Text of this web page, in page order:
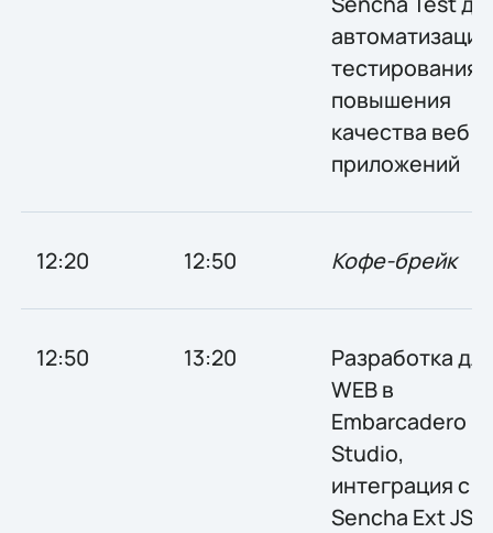
автоматизации
тестирования
повышения
качества веб
приложений
12:20 12:50 Кофе-брейк
12:50 13:20
Разработка
WEB в
Embarcadero
Studio,
интеграция с
Sencha Ext JS